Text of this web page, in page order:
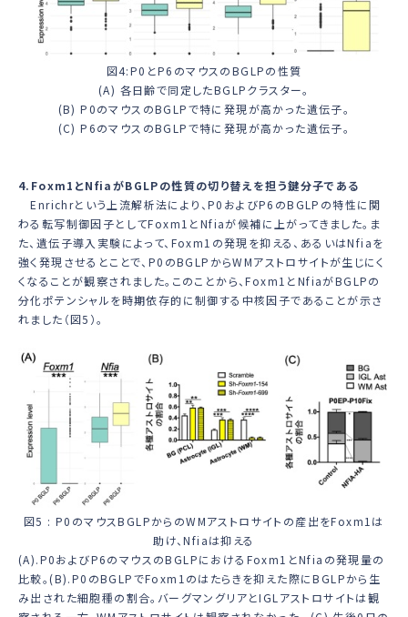
図4:P0とP6のマウスのBGLPの性質
(A) 各日齢で同定したBGLPクラスター。
(B) P0のマウスのBGLPで特に発現が高かった遺伝子。
(C) P6のマウスのBGLPで特に発現が高かった遺伝子。
4.Foxm1とNfiaがBGLPの性質の切り替えを担う鍵分子である
Enrichrという上流解析法により、P0およびP6のBGLPの特性に関
わる転写制御因子としてFoxm1 とNfiaが候補に上がってきました。ま
た、遺伝子導入実験によって、 Foxm1 の発現を抑える、あるいはNfiaを
強く発現させるとことで、P0のBGLPからWMアストロサイトが生じにく
くなることが観察されました。このことから、Foxm1 とNfiaがBGLPの
分化ポテンシャルを時期依存的に制御する中核因子であることが示さ
れました（図5）。
図5 : P0のマウスBGLPからのWMアストロサイトの産出をFoxm1は
助け、Nfiaは抑える
(A).P0およびP6のマウスのBGLPにおけるFoxm1とNfiaの発現量の
比較。(B).P0のBGLPでFoxm1のはたらきを抑えた際にBGLPから生
み出された細胞種の割合。バーグマングリアとIGLアストロサイトは観